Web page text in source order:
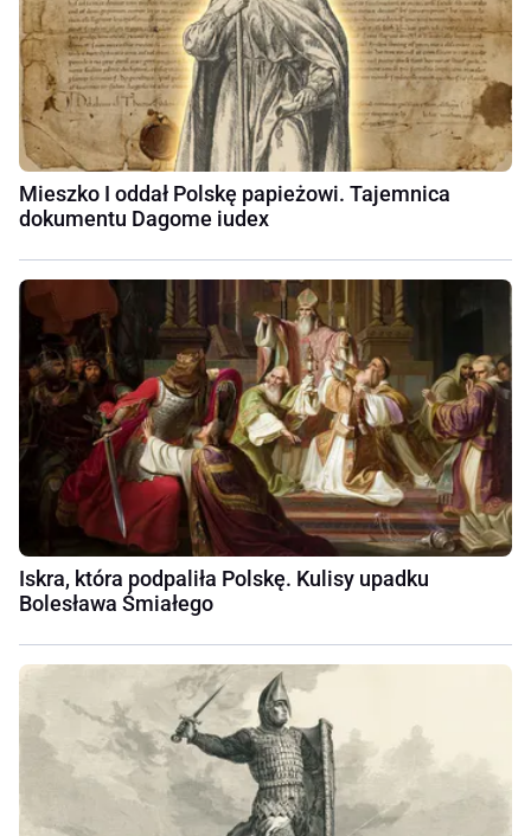
Mieszko I oddał Polskę papieżowi. Tajemnica
dokumentu Dagome iudex
Iskra, która podpaliła Polskę. Kulisy upadku
Bolesława Śmiałego